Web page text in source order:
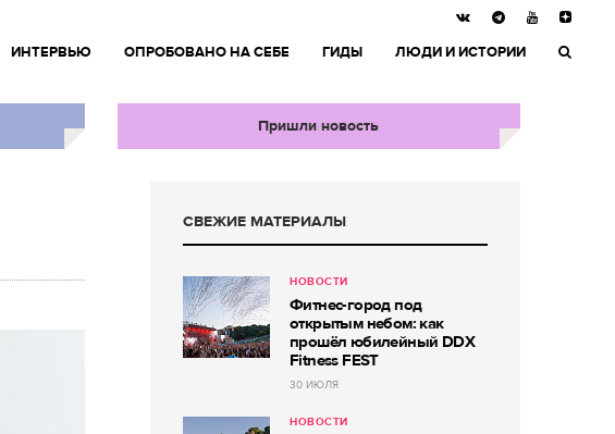
ИНТЕРВЬЮ ОПРОБОВАНО НА СЕБЕ ГИДЫ ЛЮДИ И ИСТОРИИ
Пришли новость
СВЕЖИЕ МАТЕРИАЛЫ
НОВОСТИ
Фитнес-город под
открытым небом: как
прошёл юбилейный DDX
Fitness FEST
30 ИЮЛЯ
НОВОСТИ